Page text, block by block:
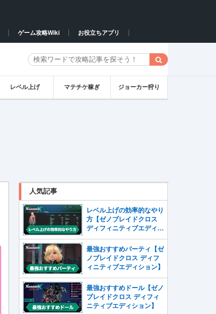
ゲーム攻略Wiki お役立ちアプリ
レベル上げ マテチケ稼ぎ ジョーカー狩り
人気記事
レベル上げの効率的なやり
方【ゼノブレイドクロス
ディフィニティブエディシ
ョン】
最強おすすめパーティ【ゼ
ノブレイドクロス ディフ
ィニティブエディション】
最強おすすめドール【ゼノ
ブレイドクロス ディフィ
ニティブエディション】